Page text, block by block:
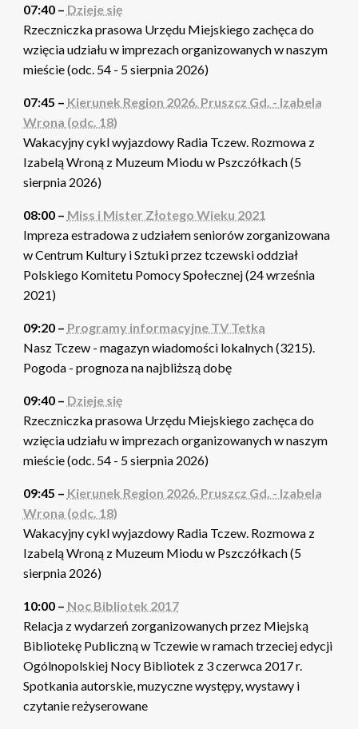
07:40 – Dzieje się
Rzeczniczka prasowa Urzędu Miejskiego zachęca do
wzięcia udziału w imprezach organizowanych w naszym
mieście (odc. 54 - 5 sierpnia 2026)
07:45 – Kierunek Region 2026. Pruszcz Gd. - Izabela
Wrona (odc. 18)
Wakacyjny cykl wyjazdowy Radia Tczew. Rozmowa z
Izabelą Wroną z Muzeum Miodu w Pszczółkach (5
sierpnia 2026)
08:00 – Miss i Mister Złotego Wieku 2021
Impreza estradowa z udziałem seniorów zorganizowana
w Centrum Kultury i Sztuki przez tczewski oddział
Polskiego Komitetu Pomocy Społecznej (24 września
2021)
09:20 – Programy informacyjne TV Tetka
Nasz Tczew - magazyn wiadomości lokalnych (3215).
Pogoda - prognoza na najbliższą dobę
09:40 – Dzieje się
Rzeczniczka prasowa Urzędu Miejskiego zachęca do
wzięcia udziału w imprezach organizowanych w naszym
mieście (odc. 54 - 5 sierpnia 2026)
09:45 – Kierunek Region 2026. Pruszcz Gd. - Izabela
Wrona (odc. 18)
Wakacyjny cykl wyjazdowy Radia Tczew. Rozmowa z
Izabelą Wroną z Muzeum Miodu w Pszczółkach (5
sierpnia 2026)
10:00 – Noc Bibliotek 2017
Relacja z wydarzeń zorganizowanych przez Miejską
Bibliotekę Publiczną w Tczewie w ramach trzeciej edycji
Ogólnopolskiej Nocy Bibliotek z 3 czerwca 2017 r.
Spotkania autorskie, muzyczne występy, wystawy i
czytanie reżyserowane